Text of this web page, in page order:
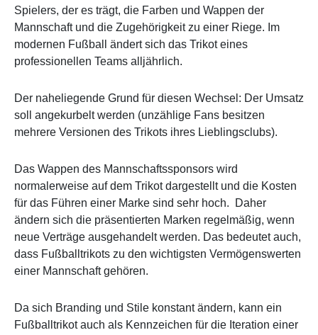
Spielers, der es trägt, die Farben und Wappen der
Mannschaft und die Zugehörigkeit zu einer Riege. Im
modernen Fußball ändert sich das Trikot eines
professionellen Teams alljährlich.
Der naheliegende Grund für diesen Wechsel: Der Umsatz
soll angekurbelt werden (unzählige Fans besitzen
mehrere Versionen des Trikots ihres Lieblingsclubs).
Das Wappen des Mannschaftssponsors wird
normalerweise auf dem Trikot dargestellt und die Kosten
für das Führen einer Marke sind sehr hoch. Daher
ändern sich die präsentierten Marken regelmäßig, wenn
neue Verträge ausgehandelt werden. Das bedeutet auch,
dass Fußballtrikots zu den wichtigsten Vermögenswerten
einer Mannschaft gehören.
Da sich Branding und Stile konstant ändern, kann ein
Fußballtrikot auch als Kennzeichen für die Iteration einer